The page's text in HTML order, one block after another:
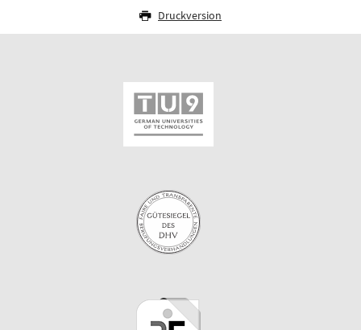
Druckversion